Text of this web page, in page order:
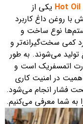
یکی از
روغن داغ کاربرد
نوع ساخت و
کمی سخت‌گیرانه‌تر و
تولید می‌شوند. به طور
اتمسفریک است و
در امنیت کاری
فشار انجام می‌شود.
به شما معرفی می‌کنیم.